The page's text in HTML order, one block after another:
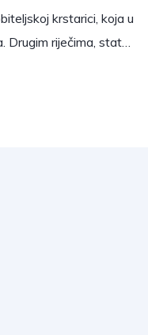
krstarici, koja u
Drugim riječima, stat…